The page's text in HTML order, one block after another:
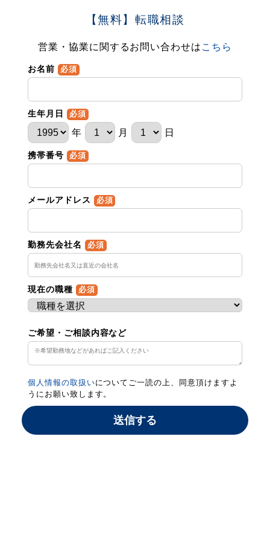
【無料】転職相談
営業・協業に関するお問い合わせは こちら
お名前 必須
生年月日 必須
年 月 日
携帯番号 必須
メールアドレス 必須
勤務先会社名 必須
現在の職種 必須
ご希望・ご相談内容など
個人情報の取扱いについてご一読の上、同意頂けますよ
うにお願い致します。